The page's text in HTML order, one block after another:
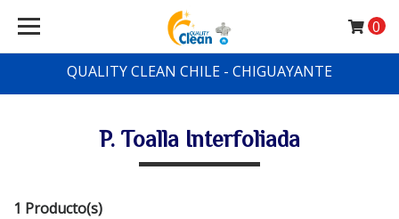
QUALITY CLEAN CHILE - CHIGUAYANTE
0
P. Toalla Interfoliada
1 Producto(s)